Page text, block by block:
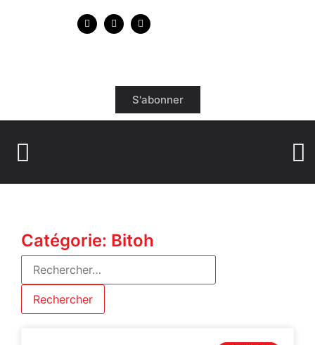
S'abonner
Catégorie: Bitoh